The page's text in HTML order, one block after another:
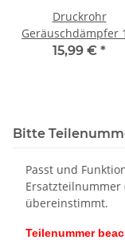
Druckrohr
Geräuschdämpfer
TSI 03C145674B VW
15,99 € *
Bitte
Passt und
übereinstimmt.
Teilenummer